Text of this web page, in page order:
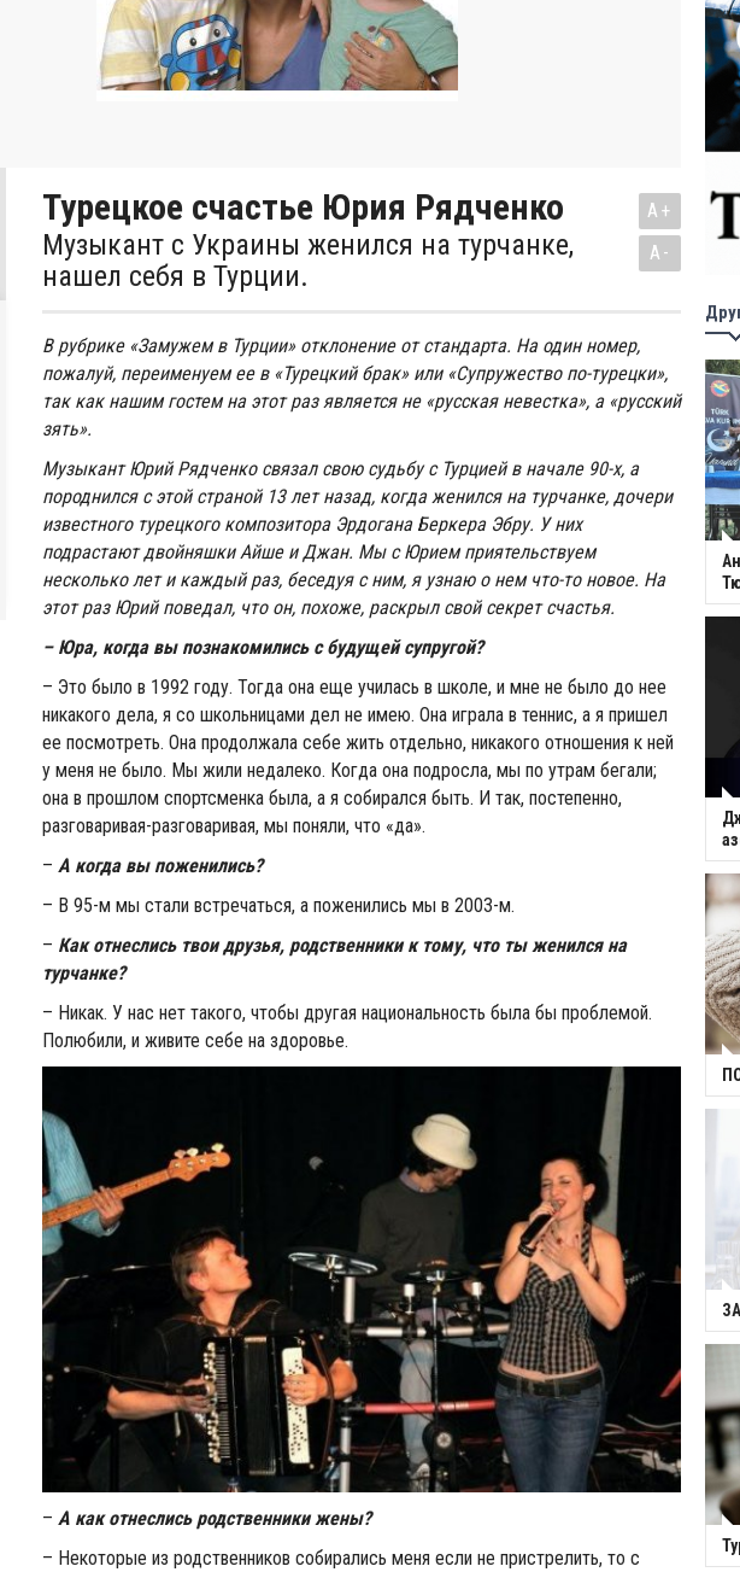
Турецкое счастье Юрия Рядченко
Музыкант с Украины женился на турчанке,
нашел себя в Турции.
A+
A-
В рубрике «Замужем в Турции» отклонение от стандарта. На один номер,
пожалуй, переименуем ее в «Турецкий брак» или «Супружество по-турецки»,
так как нашим гостем на этот раз является не «русская невестка», а «русский
зять».
Музыкант Юрий Рядченко связал свою судьбу с Турцией в начале 90-х, а
породнился с этой страной 13 лет назад, когда женился на турчанке, дочери
известного турецкого композитора Эрдогана Беркера Эбру. У них
подрастают двойняшки Айше и Джан. Мы с Юрием приятельствуем
несколько лет и каждый раз, беседуя с ним, я узнаю о нем что-то новое. На
этот раз Юрий поведал, что он, похоже, раскрыл свой секрет счастья.
– Юра, когда вы познакомились с будущей супругой?
– Это было в 1992 году. Тогда она еще училась в школе, и мне не было до нее
никакого дела, я со школьницами дел не имею. Она играла в теннис, а я пришел
ее посмотреть. Она продолжала себе жить отдельно, никакого отношения к ней
у меня не было. Мы жили недалеко. Когда она подросла, мы по утрам бегали;
она в прошлом спортсменка была, а я собирался быть. И так, постепенно,
разговаривая-разговаривая, мы поняли, что «да».
– А когда вы поженились?
– В 95-м мы стали встречаться, а поженились мы в 2003-м.
– Как отнеслись твои друзья, родственники к тому, что ты женился на
турчанке?
– Никак. У нас нет такого, чтобы другая национальность была бы проблемой.
Полюбили, и живите себе на здоровье.
– А как отнеслись родственники жены?
– Некоторые из родственников собирались меня если не пристрелить, то с